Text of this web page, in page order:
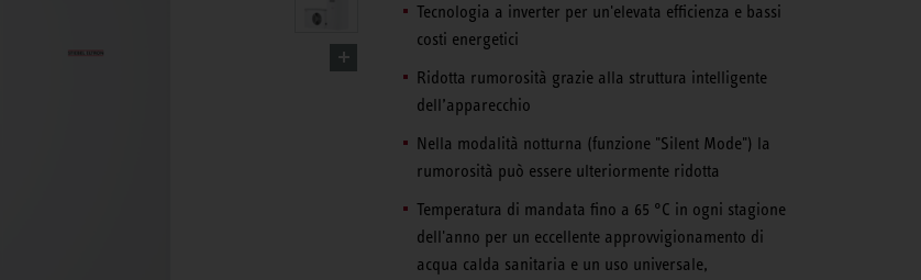
Tecnologia a inverter per un'elevata efficienza e bassi
costi energetici
Ridotta rumorosità grazie alla struttura intelligente
dell’apparecchio
Nella modalità notturna (funzione "Silent Mode") la
rumorosità può essere ulteriormente ridotta
Temperatura di mandata fino a 65 °C in ogni stagione
dell'anno per un eccellente approvvigionamento di
acqua calda sanitaria e un uso universale,